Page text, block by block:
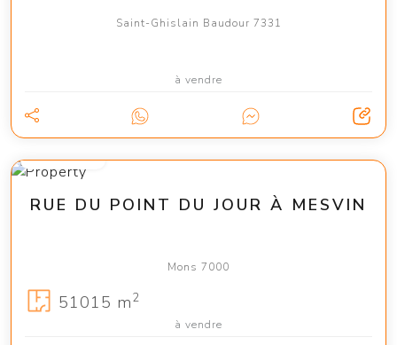
Saint-Ghislain Baudour 7331
à vendre
RUE DU POINT DU JOUR À MESVIN
Mons 7000
51015 m2
à vendre